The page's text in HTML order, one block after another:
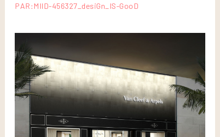
PAR: MIID-456327_desiGn_IS-GooD